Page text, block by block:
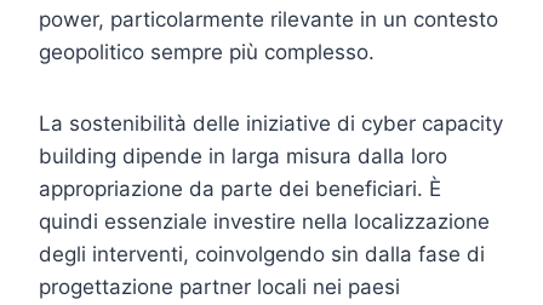
power, particolarmente rilevante in un contesto
geopolitico sempre più complesso.
La sostenibilità delle iniziative di cyber capacity
building dipende in larga misura dalla loro
appropriazione da parte dei beneficiari. È
quindi essenziale investire nella localizzazione
degli interventi, coinvolgendo sin dalla fase di
progettazione partner locali nei paesi